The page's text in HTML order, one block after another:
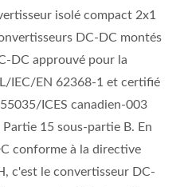
isolé compact 2x1
DC-DC montés
DC approuvé pour la
IEC/EN 62368-1 et certifié
ICES canadien-003
15 sous-partie B. En
conforme à la directive
c'est le convertisseur DC-